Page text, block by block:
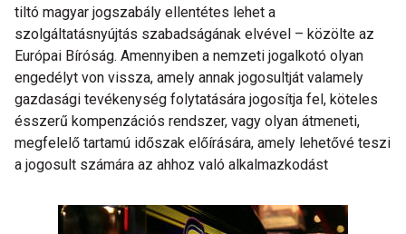
tiltó magyar jogszabály ellentétes lehet a
szolgáltatásnyújtás szabadságának elvével – közölte az
Európai Bíróság. Amennyiben a nemzeti jogalkotó olyan
engedélyt von vissza, amely annak jogosultját valamely
gazdasági tevékenység folytatására jogosítja fel, köteles
ésszerű kompenzációs rendszer, vagy olyan átmeneti,
megfelelő tartamú időszak előírására, amely lehetővé teszi
a jogosult számára az ahhoz való alkalmazkodást